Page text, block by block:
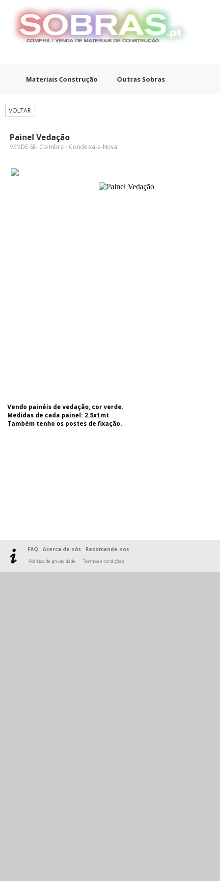
Materiais Construção Outras Sobras
VOLTAR
Painel Vedação
VENDE-SE- Coimbra - Condeixa-a-Nova
Vendo painéis de vedação, cor verde.
Medidas de cada painel: 2.5x1mt
Também tenho os postes de fixação.
FAQ Acerca de nós Recomende-nos
Política de privacidade Termos e condições